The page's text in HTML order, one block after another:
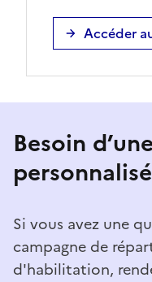
Accéder
Besoin
Si vous avez une
campagne de
d'habilitation,